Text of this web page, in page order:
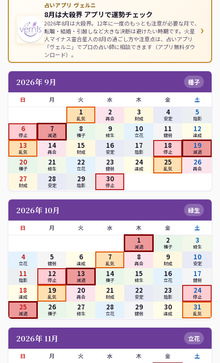
占いアプリ ヴェルニ
8月は大殺界 アプリで運勢チェック
2026年8月は大殺界。12年に一度のもっとも注意が必要な月で、
転職・結婚・引越しなど大きな決断は避けたい時期です。火星
人マイナス霊合星人の8月の過ごし方や注意点は、占いアプリ
「ヴェルニ」でプロの占い師に相談できます（アプリ無料ダウ
ンロード）。
›
2026年 9月 種子
日 月 火 水 木 金 土
1
乱気
2
再会
3
財成
4
安定
5
陰影
6
停止
7
減退
8
種子
9
緑生
10
立花
11
健弱
12
達成
13
乱気
14
再会
15
財成
16
安定
17
陰影
18
停止
19
減退
20
種子
21
緑生
22
立花
23
健弱
24
達成
25
乱気
26
再会
27
財成
28
安定
29
陰影
30
停止
2026年 10月 緑生
日 月 火 水 木 金 土
1
減退
2
種子
3
緑生
4
立花
5
健弱
6
達成
7
乱気
8
再会
9
財成
10
安定
11
陰影
12
停止
13
減退
14
種子
15
緑生
16
立花
17
健弱
18
達成
19
乱気
20
再会
21
財成
22
安定
23
陰影
24
停止
25
減退
26
種子
27
緑生
28
立花
29
健弱
30
達成
31
乱気
2026年 11月 立花
日 月 火 水 木 金 土